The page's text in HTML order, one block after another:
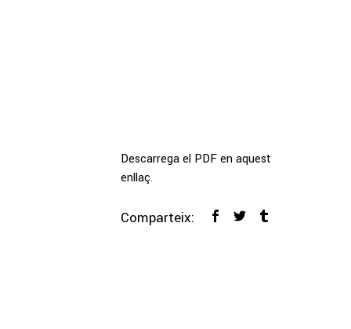
Descarrega el PDF en aquest
enllaç.
Comparteix: